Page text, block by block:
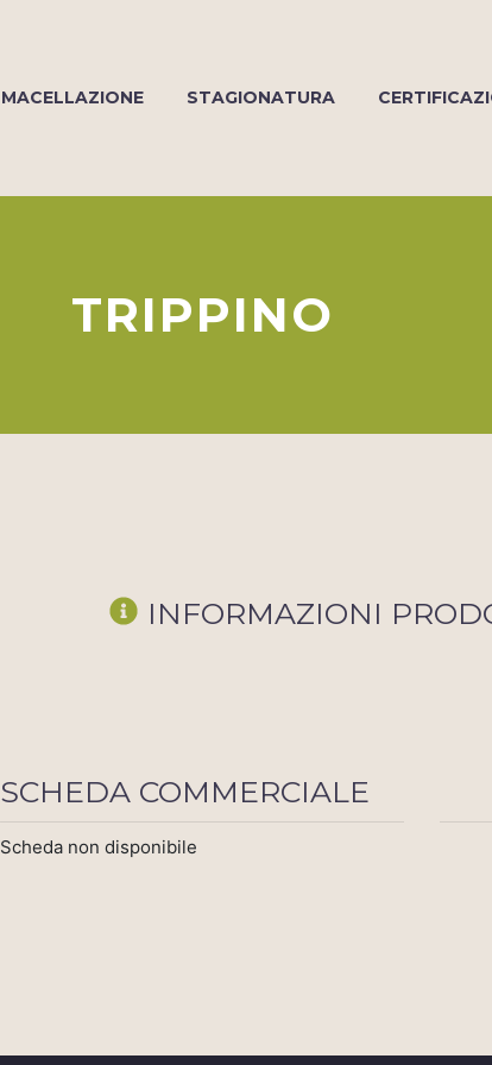
MACELLAZIONE STAGIONATURA
TRIPPINO
INFORMAZIONI
SCHEDA COMMERCIALE
Scheda non disponibile